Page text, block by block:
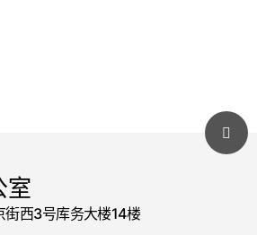
室
街西3号库务大楼14楼